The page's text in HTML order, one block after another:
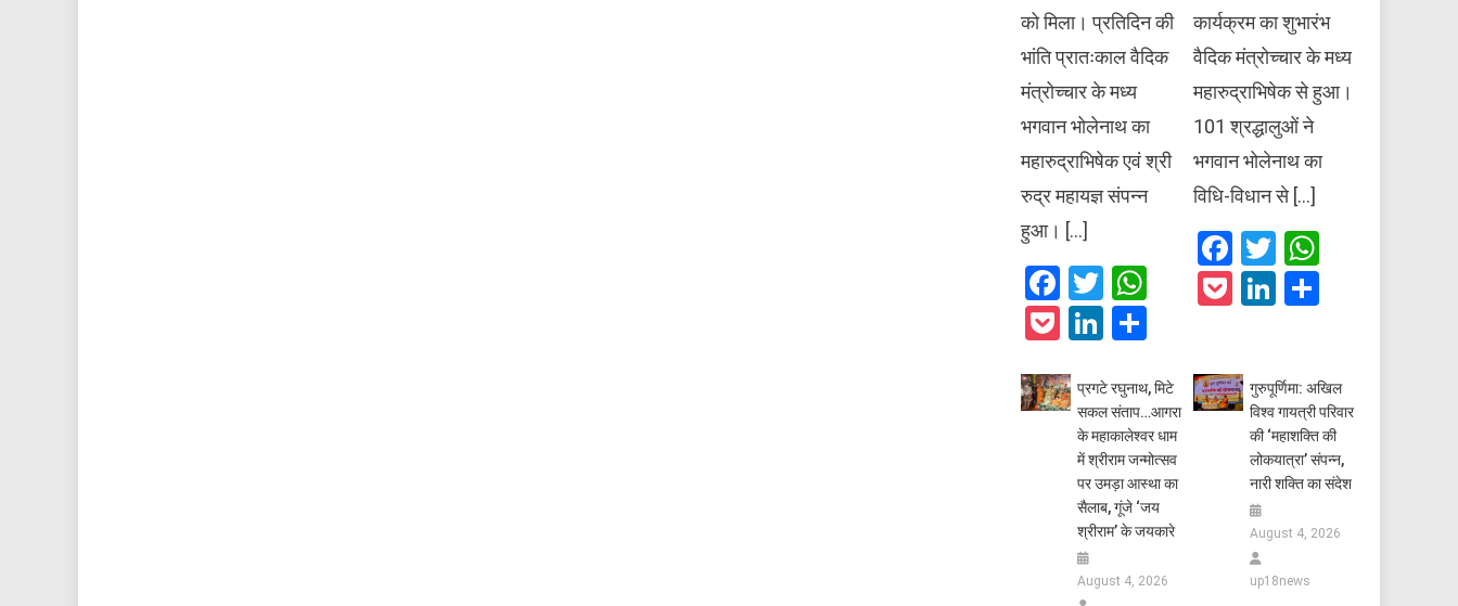
को मिला। प्रतिदिन की
भांति प्रातःकाल वैदिक
मंत्रोच्चार के मध्य
भगवान भोलेनाथ का
महारुद्राभिषेक एवं श्री
रुद्र महायज्ञ संपन्न
हुआ। […]
Facebook
TwitterWhatsApp
PocketLinkedIn
कार्यक्रम का शुभारंभ
वैदिक मंत्रोच्चार के मध्य
महारुद्राभिषेक से हुआ।
101 श्रद्धालुओं ने
भगवान भोलेनाथ का
विधि-विधान से […]
Facebook
Twitter
PocketLinkedIn
प्रगटे रघुनाथ, मिटे
सकल संताप…आगरा
के महाकालेश्वर धाम
में श्रीराम जन्मोत्सव
पर उमड़ा आस्था का
सैलाब, गूंजे ‘जय
श्रीराम’ के जयकारे
August 4, 2026
गुरुपूर्णिमा: अखिल
विश्व गायत्री परिवार
की ‘महाशक्ति की
लोकयात्रा’ संपन्न,
नारी शक्ति का संदेश
August 4, 2026
up18news